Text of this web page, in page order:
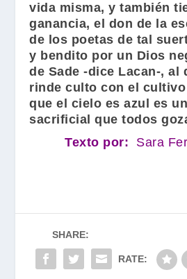
vida misma, y también
ganancia, el don de la
de los poetas de tal
y bendito por un Dios
de Sade -dice Lacan-, al
rinde culto con el cultivo
que el cielo es azul es
sacrificial que todos
Texto por:
Sara
SHARE:
RATE: